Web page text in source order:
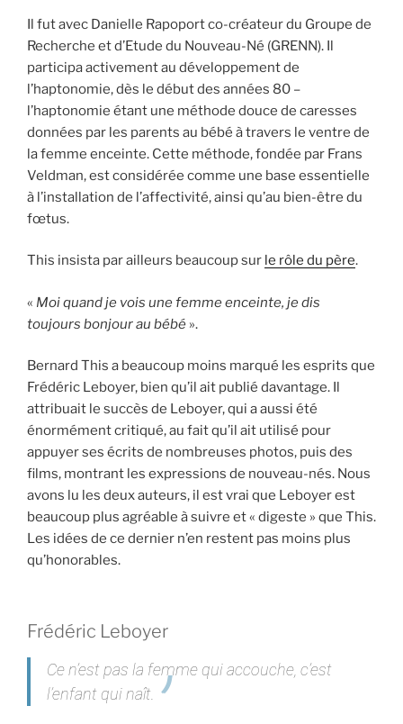
Il fut avec Danielle Rapoport co-créateur du Groupe de
Recherche et d’Etude du Nouveau-Né (GRENN). Il
participa activement au développement de
l’haptonomie, dès le début des années 80 –
l’haptonomie étant une méthode douce de caresses
données par les parents au bébé à travers le ventre de
la femme enceinte. Cette méthode, fondée par Frans
Veldman, est considérée comme une base essentielle
à l’installation de l’affectivité, ainsi qu’au bien-être du
fœtus.
This insista par ailleurs beaucoup sur le rôle du père.
« Moi quand je vois une femme enceinte, je dis
toujours bonjour au bébé ».
Bernard This a beaucoup moins marqué les esprits que
Frédéric Leboyer, bien qu’il ait publié davantage. Il
attribuait le succès de Leboyer, qui a aussi été
énormément critiqué, au fait qu’il ait utilisé pour
appuyer ses écrits de nombreuses photos, puis des
films, montrant les expressions de nouveau-nés. Nous
avons lu les deux auteurs, il est vrai que Leboyer est
beaucoup plus agréable à suivre et « digeste » que This.
Les idées de ce dernier n’en restent pas moins plus
qu’honorables.
Frédéric Leboyer
Ce n’est pas la femme qui accouche, c’est
l’enfant qui naît.